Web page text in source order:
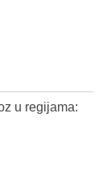
u regijama: